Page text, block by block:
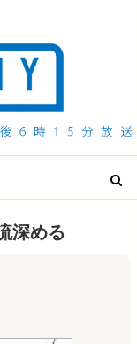
深める